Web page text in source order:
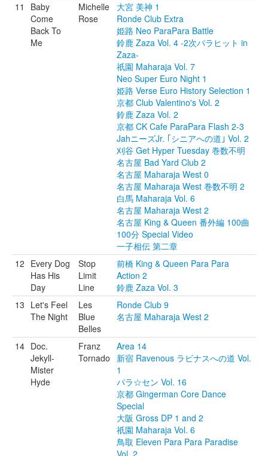
11
Baby
Come
Back To
Me
Michelle
Rose
大宮 美神 1
Ronde Club Extra
姫路 Neo ParaPara Battle
鈴鹿 Zaza Vol. 4 -2次パラヒット in
Zaza-
祇園 Maharaja Vol. 7
Neo Super Euro Night 1
姫路 Verse Euro History Selection 1
京都 Club Valentino's Vol. 2
鈴鹿 Zaza Vol. 2
京都 CK Cafe ParaPara Flash 2-3
JahニーズJr. ｢シニアへの道｣ Vol. 2
刈谷 Get Hyper Tuesday 巻数不明
名古屋 Bad Yard Club 2
名古屋 Maharaja West 0
名古屋 Maharaja West 巻数不明 2
白馬 Maharaja Vol. 6
名古屋 Maharaja West 2
名古屋 King & Queen 番外編 100曲
100分 Special Video
一子相伝 第二章
12 Every Dog
Has His
Day
Stop
Limit
Line
前橋 King & Queen Para Para
Action 2
鈴鹿 Zaza Vol. 3
13 Let's Feel
The Night
Les
Blue
Belles
Ronde Club 9
名古屋 Maharaja West 2
14 Doc.
Jekyll-
Mister
Hyde
Franz
Tornado
Area 14
新宿 Ravenous ラビナスへの道 Vol.
1
パラ☆セン Vol. 16
京都 Gingerman Core Dance
Special
大阪 Gross DP 1 and 2
祇園 Maharaja Vol. 6
鳥取 Eleven Para Para Paradise
Vol. 2